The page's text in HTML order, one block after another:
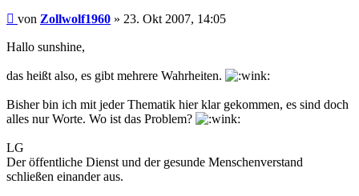
Beitrag
von Zollwolf1960 » 23. Okt 2007, 14:05
Hallo sunshine,
das heißt also, es gibt mehrere Wahrheiten.
Bisher bin ich mit jeder Thematik hier klar gekommen, es sind doch
alles nur Worte. Wo ist das Problem?
LG
Der öffentliche Dienst und der gesunde Menschenverstand
schließen einander aus.